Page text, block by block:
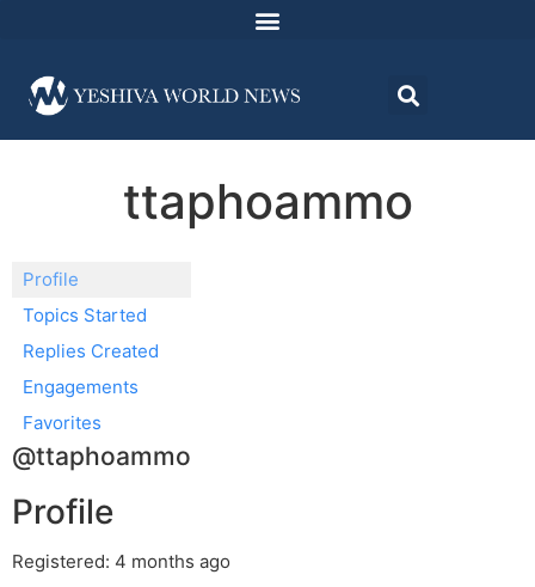
ttaphoammo
Profile
Topics Started
Replies Created
Engagements
Favorites
@ttaphoammo
Profile
Registered: 4 months ago